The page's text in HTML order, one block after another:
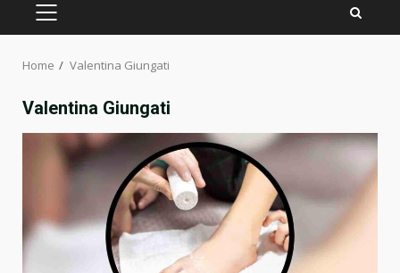
PRIMARY
Home Valentina Giungati
Valentina Giungati